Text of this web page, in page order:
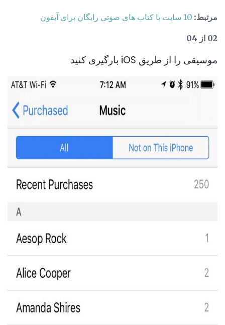
مرتبط: 10 سایت با کتاب های صوتی رایگان برای آیفون
02 از 04
موسیقی را از طریق iOS بارگیری کنید